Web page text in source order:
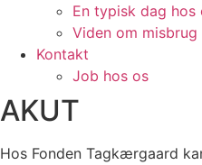
En typisk dag hos
Viden om misbrug
Kontakt
Job hos os
AKUT
Hos Fonden Tagkærgaard